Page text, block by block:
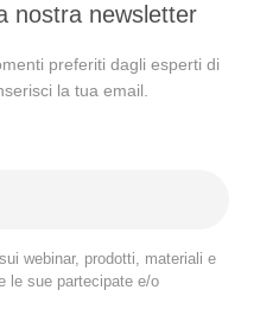
nostra newsletter
preferiti dagli esperti di
la tua email.
webinar, prodotti, materiali e
le sue partecipate e/o